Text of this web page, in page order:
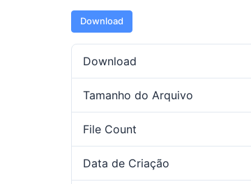
Download
Download
Tamanho do Arquivo
File Count
Data de Criação